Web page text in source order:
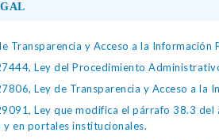
Transparencia y Acceso a la Información
Ley del Procedimiento
Ley de Transparencia y Acceso a
Ley que modifica el párrafo 38.3
y en portales institucionales.